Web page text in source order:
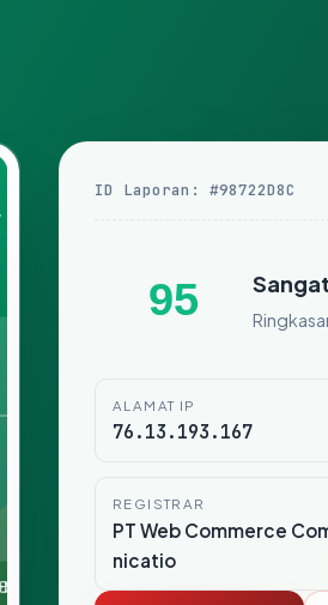
ID Laporan: #98722D8C
95
ALAMAT IP
76.13.193.167
REGISTRAR
PT Web Commerce
nicatio